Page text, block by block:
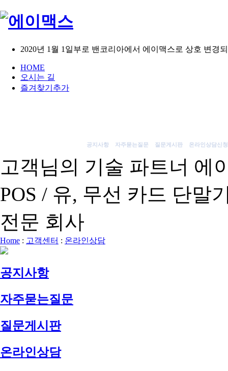
2020년 1월 1일부로 밴코리아에서 에이맥스로 상호 변경
HOME
오시는 길
즐겨찾기추가
인사말 사업영역 조직도 오시는 길
하드웨어 소프트웨어외식 유통 키오스크[KIOSK]
공지사항 자주묻는질문 질문게시판 온라인상담신청
고객님의 기술 파트너 에
POS / 유, 무선 카드 단말
전문 회사
Home : 고객센터 : 온라인상담
공지사항
자주묻는질문
질문게시판
온라인상담